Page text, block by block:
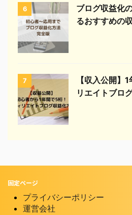
6
ブログ収益化
るおすすめの
7
【収入公開】
リエイトブロ
固定ページ
プライバシーポリシー
運営会社